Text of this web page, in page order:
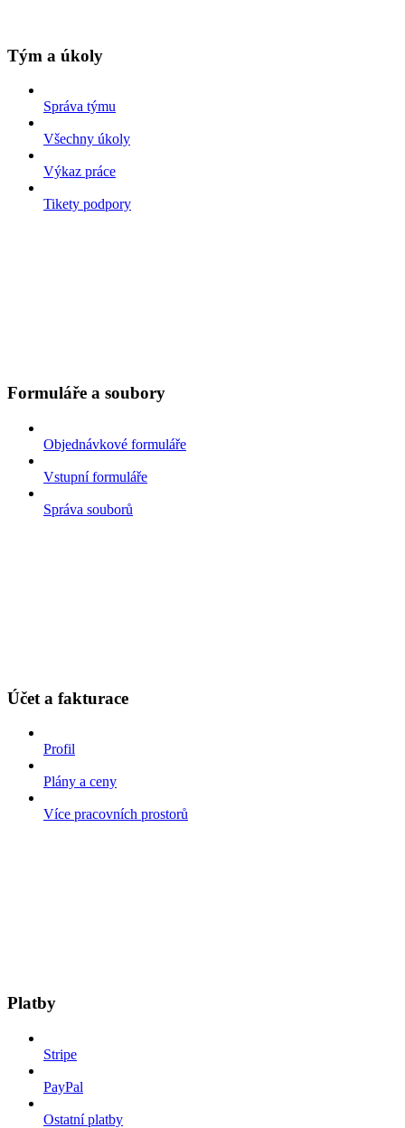
Tým a úkoly
Správa týmu
Všechny úkoly
Výkaz práce
Tikety podpory
Formuláře a soubory
Objednávkové formuláře
Vstupní formuláře
Správa souborů
Účet a fakturace
Profil
Plány a ceny
Více pracovních prostorů
Platby
Stripe
PayPal
Ostatní platby